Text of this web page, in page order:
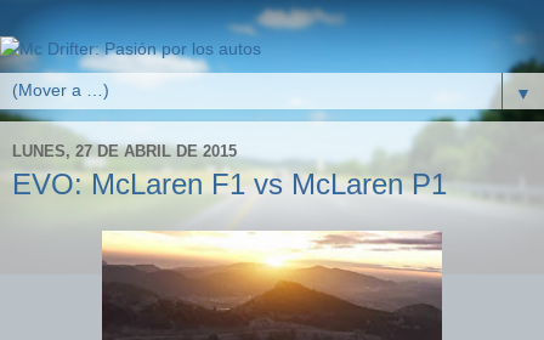
▼
LUNES, 27 DE ABRIL DE 2015
EVO: McLaren F1 vs McLaren P1